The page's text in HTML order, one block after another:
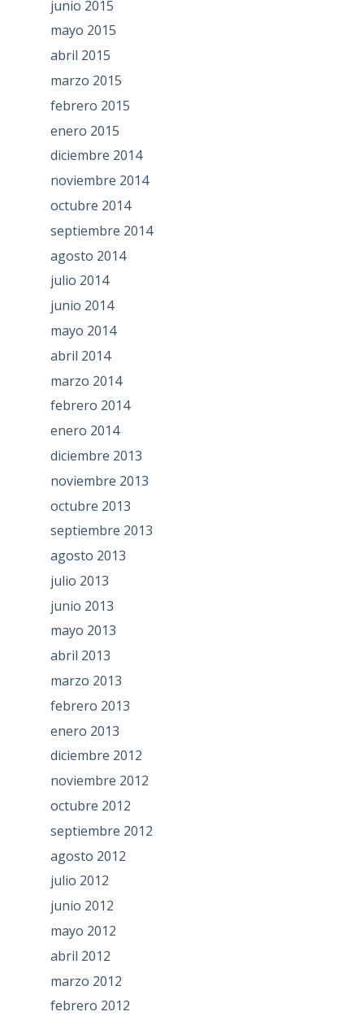
junio 2015
mayo 2015
abril 2015
marzo 2015
febrero 2015
enero 2015
diciembre 2014
noviembre 2014
octubre 2014
septiembre 2014
agosto 2014
julio 2014
junio 2014
mayo 2014
abril 2014
marzo 2014
febrero 2014
enero 2014
diciembre 2013
noviembre 2013
octubre 2013
septiembre 2013
agosto 2013
julio 2013
junio 2013
mayo 2013
abril 2013
marzo 2013
febrero 2013
enero 2013
diciembre 2012
noviembre 2012
octubre 2012
septiembre 2012
agosto 2012
julio 2012
junio 2012
mayo 2012
abril 2012
marzo 2012
febrero 2012